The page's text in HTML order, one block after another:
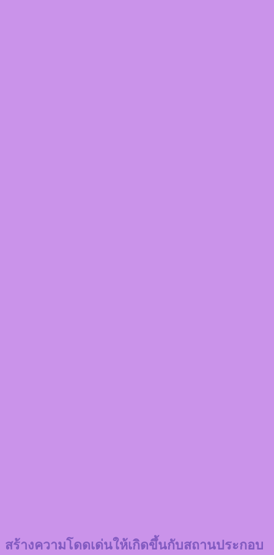
สร้างความโดดเด่นให้เกิดขึ้นกับสถานประกอบ